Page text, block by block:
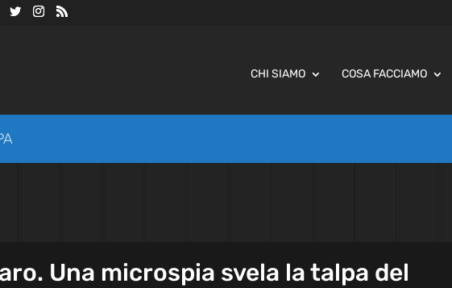
CHI SIAMO COSA FACCIAMO
Una microspia svela la talpa del